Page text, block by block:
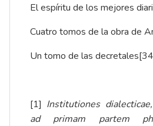
El espíritu de los mejores
Cuatro tomos de la obra de
Un tomo de las decretales
[1] Institutiones
ad primam partem